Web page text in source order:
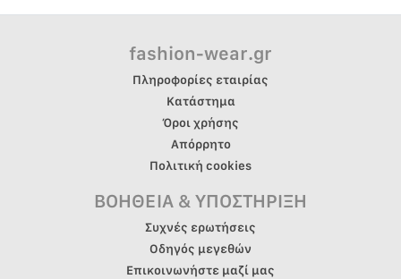
fashion-wear.gr
Πληροφορίες εταιρίας
Κατάστημα
Όροι χρήσης
Απόρρητο
Πολιτική cookies
ΒΟΗΘΕΙΑ & ΥΠΟΣΤΗΡΙΞΗ
Συχνές ερωτήσεις
Οδηγός μεγεθών
Επικοινωνήστε μαζί μας